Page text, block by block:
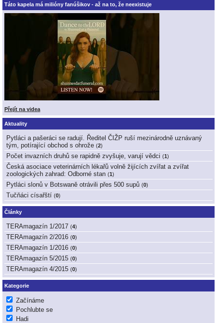
Táto kapela má milióny fanúšikov - až na to, že neexistuje
Přejít na videa
Aktuality
Pytláci a pašeráci se radují. Ředitel ČIŽP ruší mezinárodně uznávaný
tým, potírající obchod s ohrože (2)
Počet invazních druhů se rapidně zvyšuje, varují vědci (1)
Česká asociace veterinárních lékařů volně žijících zvířat a zvířat
zoologických zahrad: Odborné stan (1)
Pytláci slonů v Botswaně otrávili přes 500 supů (0)
Tučňáci císařští (0)
Články
TERAmagazín 1/2017 (4)
TERAmagazín 2/2016 (0)
TERAmagazín 1/2016 (0)
TERAmagazín 5/2015 (0)
TERAmagazín 4/2015 (0)
Kategorie
Začínáme
Pochlubte se
Hadi